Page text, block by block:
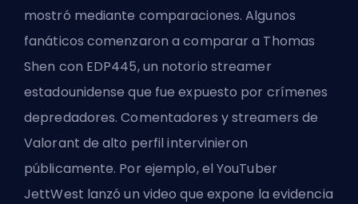
mostró mediante comparaciones. Algunos
fanáticos comenzaron a comparar a Thomas
Shen con EDP445, un notorio streamer
estadounidense que fue expuesto por crímenes
depredadores. Comentadores y streamers de
Valorant de alto perfil intervinieron
públicamente. Por ejemplo, el YouTuber
JettWest lanzó un video que expone la evidencia